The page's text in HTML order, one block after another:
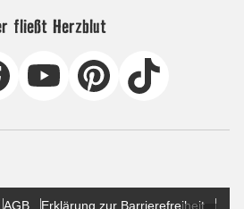
fließt Herzblut
AGB Erklärung zur Barrierefreiheit